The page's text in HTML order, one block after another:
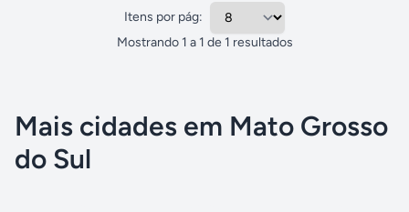
Itens por pág:
Mostrando 1 a 1 de 1 resultados
Mais cidades em Mato Grosso
do Sul